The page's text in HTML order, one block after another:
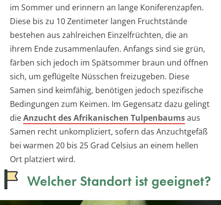
im Sommer und erinnern an lange Koniferenzapfen.
Diese bis zu 10 Zentimeter langen Fruchtstände
bestehen aus zahlreichen Einzelfrüchten, die an
ihrem Ende zusammenlaufen. Anfangs sind sie grün,
färben sich jedoch im Spätsommer braun und öffnen
sich, um geflügelte Nüsschen freizugeben. Diese
Samen sind keimfähig, benötigen jedoch spezifische
Bedingungen zum Keimen. Im Gegensatz dazu gelingt
dieAnzucht des Afrikanischen Tulpenbaumsaus
Samen recht unkompliziert, sofern das Anzuchtgefäß
bei warmen 20 bis 25 Grad Celsius an einem hellen
Ort platziert wird.
Welcher Standort ist geeignet?